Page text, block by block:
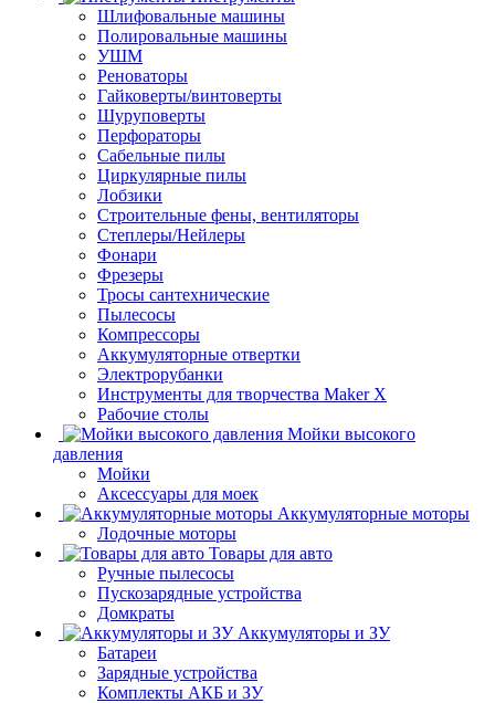
Шлифовальные машины
Полировальные машины
УШМ
Реноваторы
Гайковерты/винтоверты
Шуруповерты
Перфораторы
Сабельные пилы
Циркулярные пилы
Лобзики
Строительные фены, вентиляторы
Степлеры/Нейлеры
Фонари
Фрезеры
Тросы сантехнические
Пылесосы
Компрессоры
Аккумуляторные отвертки
Электрорубанки
Инструменты для творчества Maker X
Рабочие столы
Мойки высокого
давления
Мойки
Аксессуары для моек
Аккумуляторные моторы
Лодочные моторы
Товары для авто
Ручные пылесосы
Пускозарядные устройства
Домкраты
Аккумуляторы и ЗУ
Батареи
Зарядные устройства
Комплекты АКБ и ЗУ